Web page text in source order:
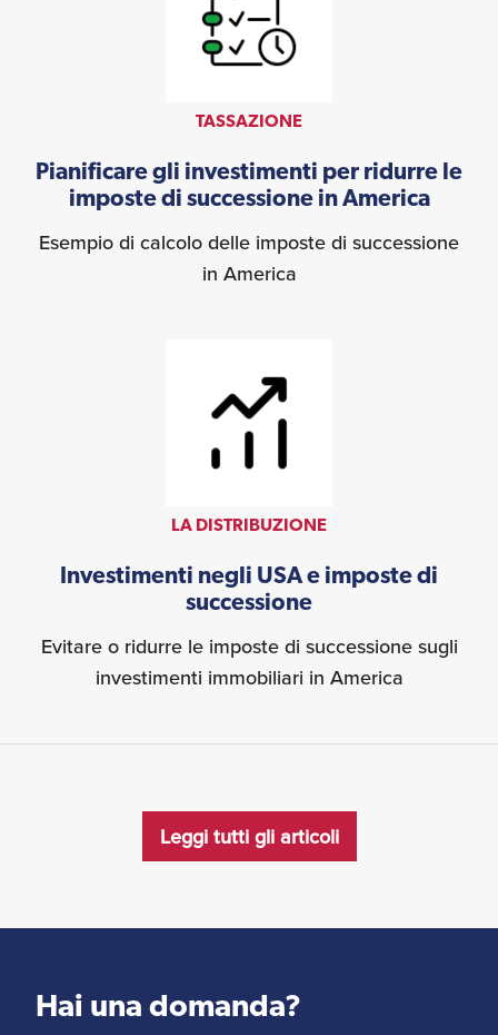
TASSAZIONE
Pianificare gli investimenti per ridurre le
imposte di successione in America
Esempio di calcolo delle imposte di successione
in America
LA DISTRIBUZIONE
Investimenti negli USA e imposte di
successione
Evitare o ridurre le imposte di successione sugli
investimenti immobiliari in America
Leggi tutti gli articoli
Hai una domanda?